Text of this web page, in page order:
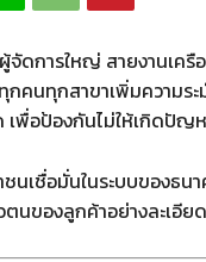
การใหญ่ สายงานเครื
คนทุกสาขาเพิ่มความร
พื่อป้องกันไม่ให้เกิดปั
ชนเชื่อมั่นในระบบของ
นของลูกค้าอย่างละเอียด